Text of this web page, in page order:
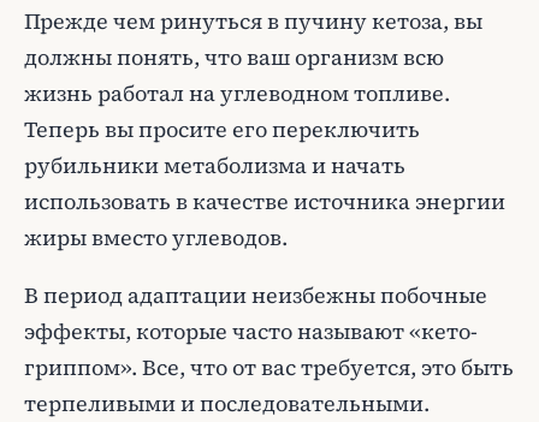
Прежде чем ринуться в пучину кетоза, вы
должны понять, что ваш организм всю
жизнь работал на углеводном топливе.
Теперь вы просите его переключить
рубильники метаболизма и начать
использовать в качестве источника энергии
жиры вместо углеводов.
В период адаптации неизбежны побочные
эффекты, которые часто называют «кето-
гриппом». Все, что от вас требуется, это быть
терпеливыми и последовательными.